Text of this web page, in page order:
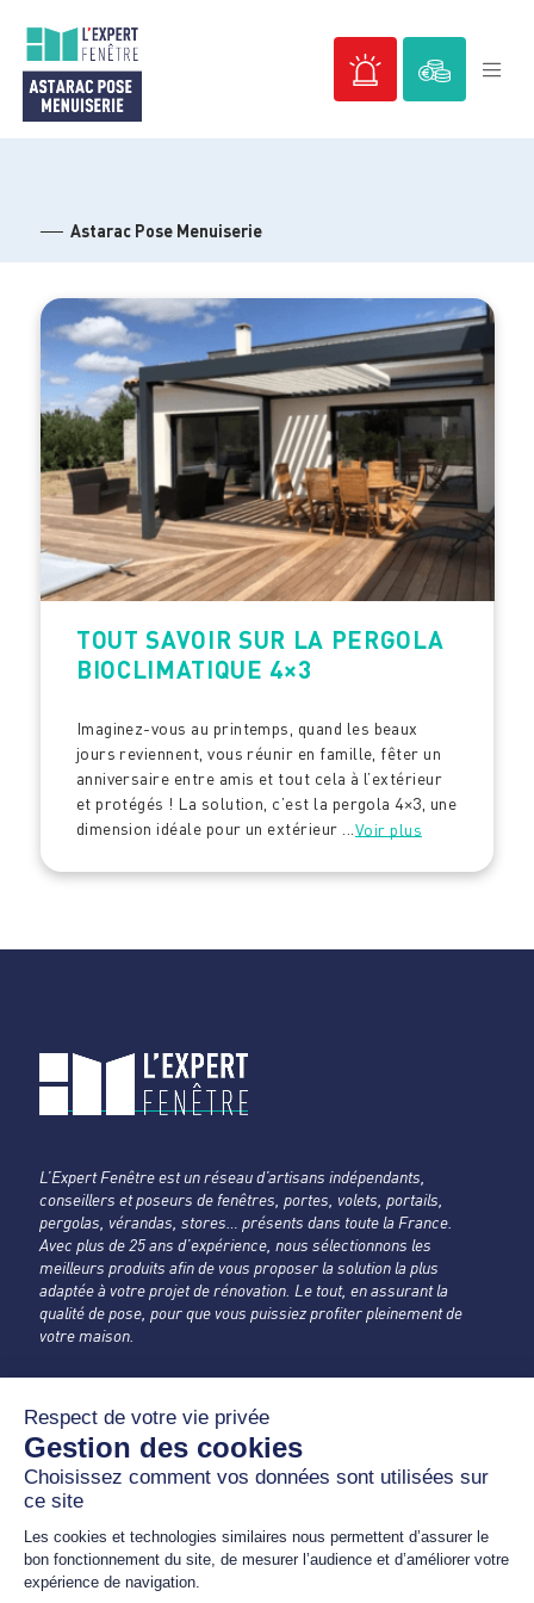
Astarac Pose Menuiserie
TOUT SAVOIR SUR LA PERGOLA
BIOCLIMATIQUE 4×3
Imaginez-vous au printemps, quand les beaux
jours reviennent, vous réunir en famille, fêter un
anniversaire entre amis et tout cela à l’extérieur
et protégés ! La solution, c’est la pergola 4×3, une
dimension idéale pour un extérieur ... Voir plus
L’Expert Fenêtre est un réseau d’artisans indépendants,
conseillers et poseurs de fenêtres, portes, volets, portails,
pergolas, vérandas, stores… présents dans toute la France.
Avec plus de 25 ans d’expérience, nous sélectionnons les
meilleurs produits afin de vous proposer la solution la plus
adaptée à votre projet de rénovation. Le tout, en assurant la
qualité de pose, pour que vous puissiez profiter pleinement de
votre maison.
ASTARAC POSE MENUISERIE
L'Expert Fenêtre
Gers
1224 A Route d'Auch
32300 MIRANDE
05 62 63 64 31
astaracposemenuiserie@orange.fr